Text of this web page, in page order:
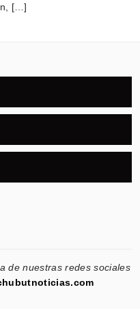
[…]
de nuestras redes sociales